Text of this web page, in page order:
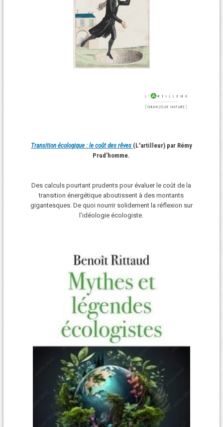
Transition écologique : le coût des rêves (L'artilleur) par Rémy
Prud’homme.
Des calculs pourtant prudents pour évaluer le coût de la
transition énergétique aboutissent à des montants
gigantesques. De quoi nourrir solidement la réflexion sur
l’idéologie écologiste.